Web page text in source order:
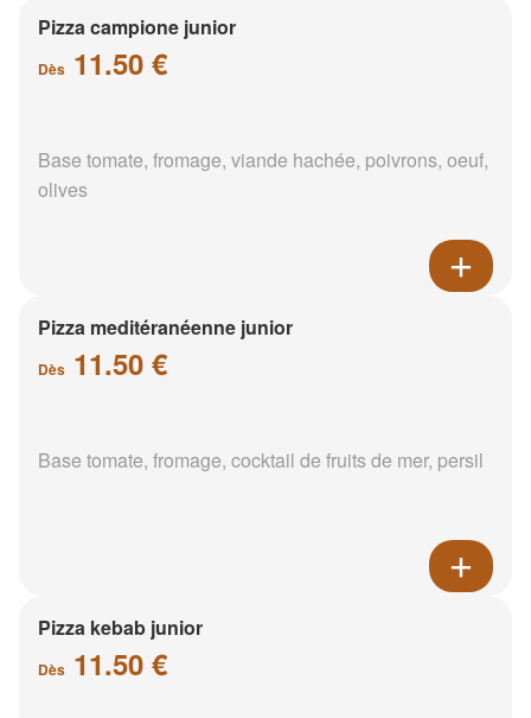
Pizza campione junior
Dès 11.50 €
Base tomate, fromage, viande hachée, poivrons, oeuf,
olives
Pizza meditéranéenne junior
Dès 11.50 €
Base tomate, fromage, cocktail de fruits de mer, persil
Pizza kebab junior
Dès 11.50 €